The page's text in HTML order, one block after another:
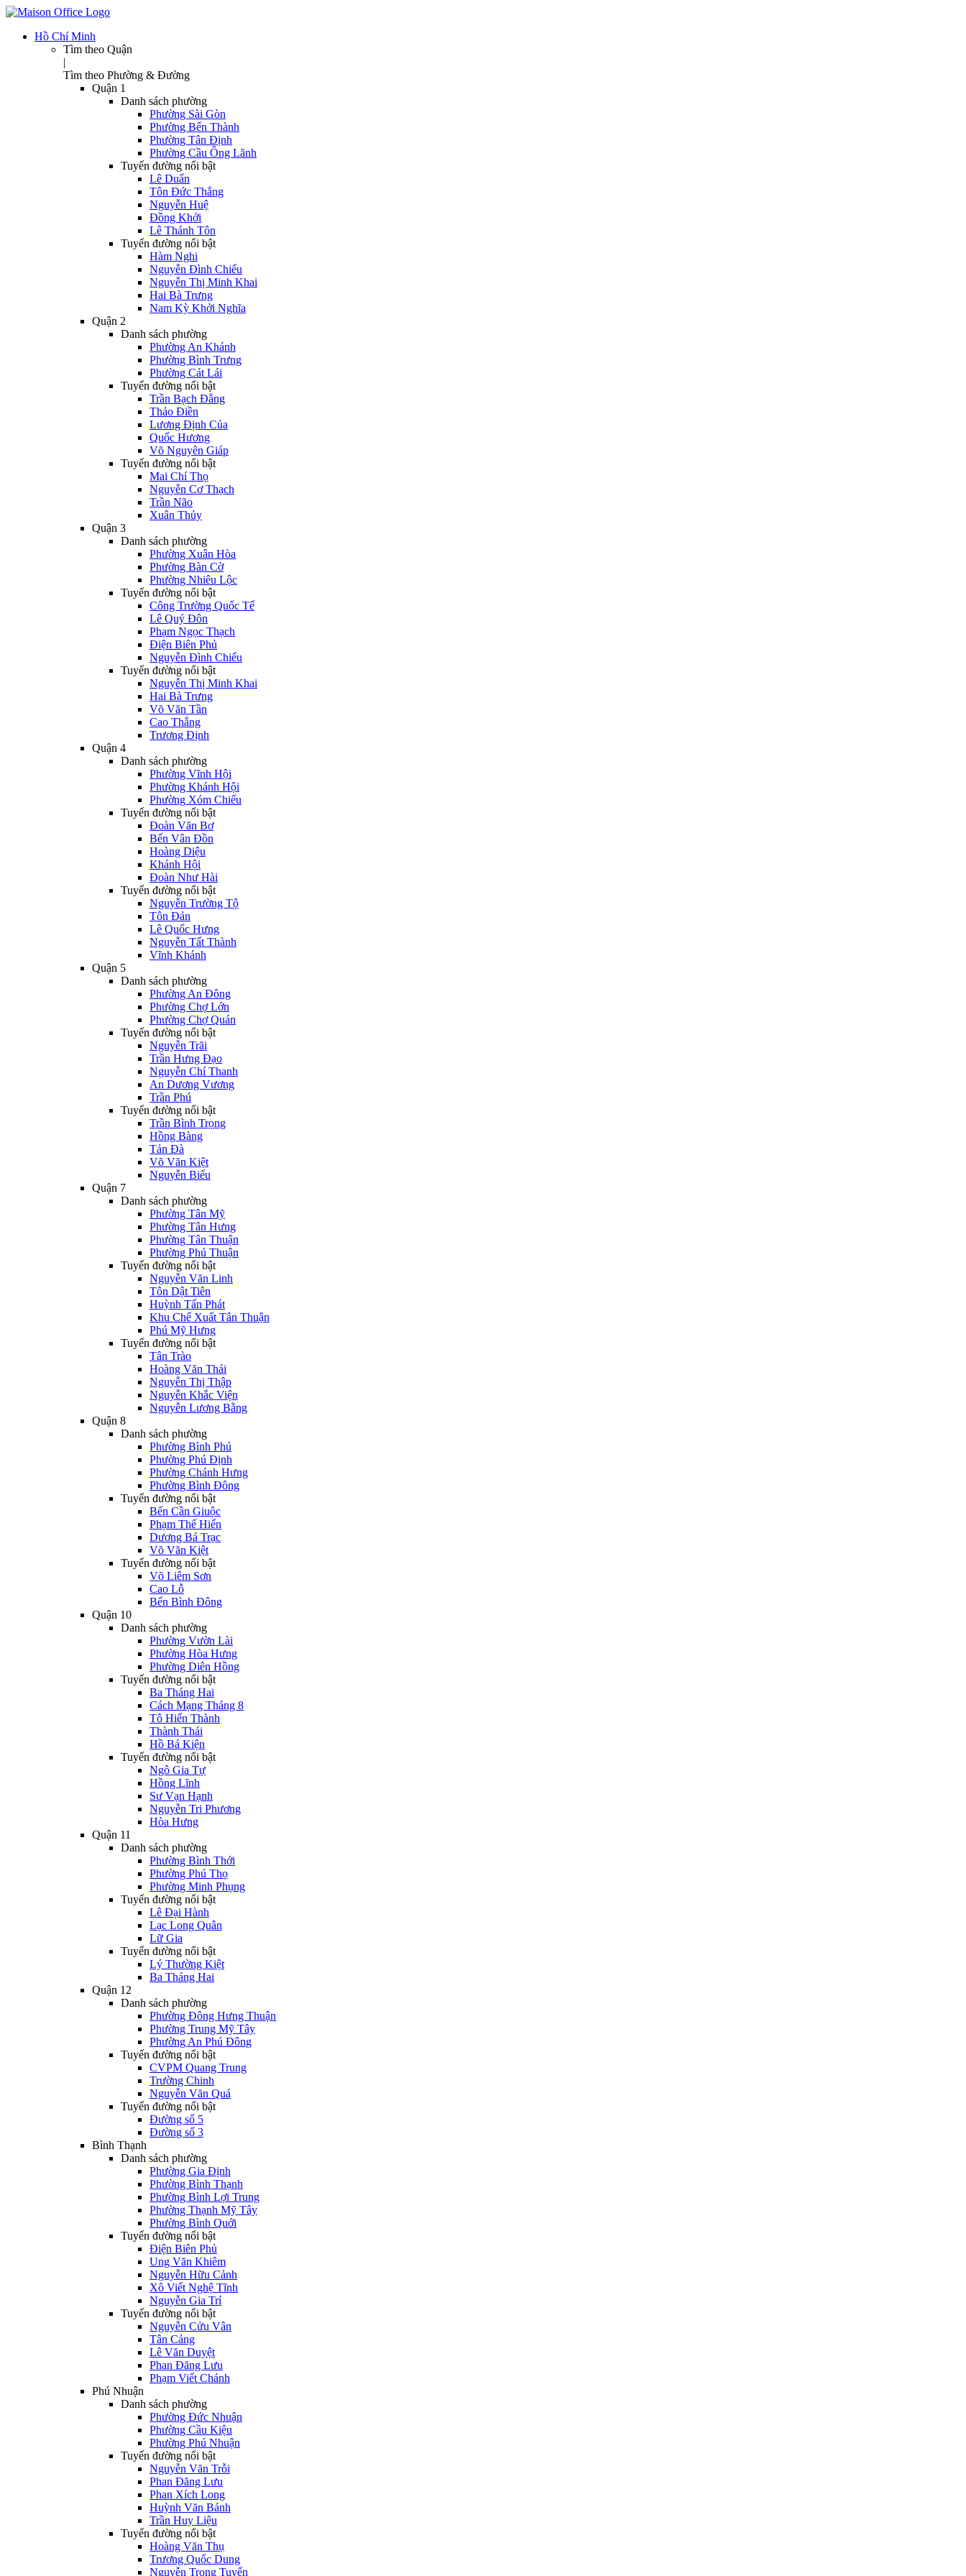
Hồ Chí Minh
Tìm theo Quận
|
Tìm theo Phường & Đường
Quận 1
Danh sách phường
Phường Sài Gòn
Phường Bến Thành
Phường Tân Định
Phường Cầu Ông Lãnh
Tuyến đường nổi bật
Lê Duẩn
Tôn Đức Thắng
Nguyễn Huệ
Đồng Khởi
Lê Thánh Tôn
Tuyến đường nổi bật
Hàm Nghi
Nguyễn Đình Chiểu
Nguyễn Thị Minh Khai
Hai Bà Trưng
Nam Kỳ Khởi Nghĩa
Quận 2
Danh sách phường
Phường An Khánh
Phường Bình Trưng
Phường Cát Lái
Tuyến đường nổi bật
Trần Bạch Đằng
Thảo Điền
Lương Định Của
Quốc Hương
Võ Nguyên Giáp
Tuyến đường nổi bật
Mai Chí Thọ
Nguyễn Cơ Thạch
Trần Não
Xuân Thủy
Quận 3
Danh sách phường
Phường Xuân Hòa
Phường Bàn Cờ
Phường Nhiêu Lộc
Tuyến đường nổi bật
Công Trường Quốc Tế
Lê Quý Đôn
Phạm Ngọc Thạch
Điện Biên Phủ
Nguyễn Đình Chiểu
Tuyến đường nổi bật
Nguyễn Thị Minh Khai
Hai Bà Trưng
Võ Văn Tần
Cao Thắng
Trương Định
Quận 4
Danh sách phường
Phường Vĩnh Hội
Phường Khánh Hội
Phường Xóm Chiếu
Tuyến đường nổi bật
Đoàn Văn Bơ
Bến Vân Đồn
Hoàng Diệu
Khánh Hội
Đoàn Như Hài
Tuyến đường nổi bật
Nguyễn Trường Tộ
Tôn Đản
Lê Quốc Hưng
Nguyễn Tất Thành
Vĩnh Khánh
Quận 5
Danh sách phường
Phường An Đông
Phường Chợ Lớn
Phường Chợ Quán
Tuyến đường nổi bật
Nguyễn Trãi
Trần Hưng Đạo
Nguyễn Chí Thanh
An Dương Vương
Trần Phú
Tuyến đường nổi bật
Trần Bình Trọng
Hồng Bàng
Tản Đà
Võ Văn Kiệt
Nguyễn Biểu
Quận 7
Danh sách phường
Phường Tân Mỹ
Phường Tân Hưng
Phường Tân Thuận
Phường Phú Thuận
Tuyến đường nổi bật
Nguyễn Văn Linh
Tôn Dật Tiên
Huỳnh Tấn Phát
Khu Chế Xuất Tân Thuận
Phú Mỹ Hưng
Tuyến đường nổi bật
Tân Trào
Hoàng Văn Thái
Nguyễn Thị Thập
Nguyễn Khắc Viện
Nguyễn Lương Bằng
Quận 8
Danh sách phường
Phường Bình Phú
Phường Phú Định
Phường Chánh Hưng
Phường Bình Đông
Tuyến đường nổi bật
Bến Cần Giuộc
Phạm Thế Hiển
Dương Bá Trạc
Võ Văn Kiệt
Tuyến đường nổi bật
Võ Liêm Sơn
Cao Lỗ
Bến Bình Đông
Quận 10
Danh sách phường
Phường Vườn Lài
Phường Hòa Hưng
Phường Diên Hồng
Tuyến đường nổi bật
Ba Tháng Hai
Cách Mạng Tháng 8
Tô Hiến Thành
Thành Thái
Hồ Bá Kiện
Tuyến đường nổi bật
Ngô Gia Tự
Hồng Lĩnh
Sư Vạn Hạnh
Nguyễn Tri Phương
Hòa Hưng
Quận 11
Danh sách phường
Phường Bình Thới
Phường Phú Thọ
Phường Minh Phụng
Tuyến đường nổi bật
Lê Đại Hành
Lạc Long Quân
Lữ Gia
Tuyến đường nổi bật
Lý Thường Kiệt
Ba Tháng Hai
Quận 12
Danh sách phường
Phường Đông Hưng Thuận
Phường Trung Mỹ Tây
Phường An Phú Đông
Tuyến đường nổi bật
CVPM Quang Trung
Trường Chinh
Nguyễn Văn Quá
Tuyến đường nổi bật
Đường số 5
Đường số 3
Bình Thạnh
Danh sách phường
Phường Gia Định
Phường Bình Thạnh
Phường Bình Lợi Trung
Phường Thạnh Mỹ Tây
Phường Bình Quới
Tuyến đường nổi bật
Điện Biên Phủ
Ung Văn Khiêm
Nguyễn Hữu Cảnh
Xô Viết Nghệ Tĩnh
Nguyễn Gia Trí
Tuyến đường nổi bật
Nguyễn Cửu Vân
Tân Cảng
Lê Văn Duyệt
Phan Đăng Lưu
Phạm Viết Chánh
Phú Nhuận
Danh sách phường
Phường Đức Nhuận
Phường Cầu Kiệu
Phường Phú Nhuận
Tuyến đường nổi bật
Nguyễn Văn Trỗi
Phan Đăng Lưu
Phan Xích Long
Huỳnh Văn Bánh
Trần Huy Liệu
Tuyến đường nổi bật
Hoàng Văn Thụ
Trương Quốc Dung
Nguyễn Trọng Tuyển